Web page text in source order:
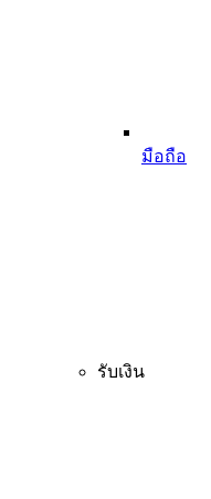
มือถือ
รับเงิน